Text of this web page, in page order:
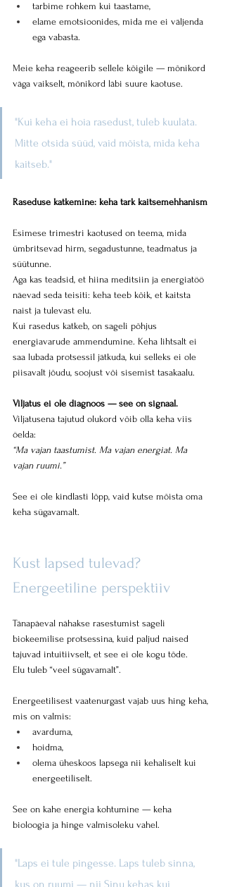
tarbime rohkem kui taastame,
elame emotsioonides, mida me ei väljenda
ega vabasta.
Meie keha reageerib sellele kõigile — mõnikord
väga vaikselt, mõnikord läbi suure kaotuse.
"Kui keha ei hoia rasedust, tuleb kuulata.
Mitte otsida süüd, vaid mõista, mida keha
kaitseb."
Raseduse katkemine: keha tark kaitsemehhanism
Esimese trimestri kaotused on teema, mida
ümbritsevad hirm, segadustunne, teadmatus ja
süütunne.
Aga kas teadsid, et hiina meditsiin ja energiatöö
näevad seda teisiti: keha teeb kõik, et kaitsta
naist ja tulevast elu.
Kui rasedus katkeb, on sageli põhjus
energiavarude ammendumine. Keha lihtsalt ei
saa lubada protsessil jätkuda, kui selleks ei ole
piisavalt jõudu, soojust või sisemist tasakaalu.
Viljatus ei ole diagnoos — see on signaal.
Viljatusena tajutud olukord võib olla keha viis
öelda:
“Ma vajan taastumist. Ma vajan energiat. Ma
vajan ruumi.”
See ei ole kindlasti lõpp, vaid kutse mõista oma
keha sügavamalt.
Kust lapsed tulevad?
Energeetiline perspektiiv
Tänapäeval nähakse rasestumist sageli
biokeemilise protsessina, kuid paljud naised
tajuvad intuitiivselt, et see ei ole kogu tõde.
Elu tuleb “veel sügavamalt”.
Energeetilisest vaatenurgast vajab uus hing keha,
mis on valmis:
avarduma,
hoidma,
olema üheskoos lapsega nii kehaliselt kui
energeetiliselt.
See on kahe energia kohtumine — keha
bioloogia ja hinge valmisoleku vahel.
"Laps ei tule pingesse. Laps tuleb sinna,
kus on ruumi — nii Sinu kehas kui